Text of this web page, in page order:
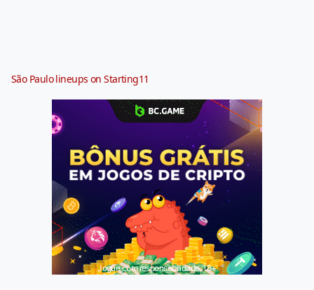
São Paulo lineups on Starting11
Jogue com responsabilidade. 18+